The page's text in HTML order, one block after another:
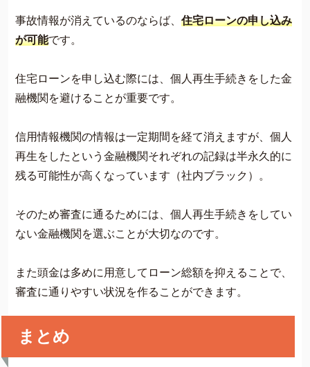
事故情報が消えているのならば、 住宅ローンの申し込み
が可能です。
住宅ローンを申し込む際には、個人再生手続きをした金
融機関を避けることが重要です。
信用情報機関の情報は一定期間を経て消えますが、個人
再生をしたという金融機関それぞれの記録は半永久的に
残る可能性が高くなっています（社内ブラック）。
そのため審査に通るためには、個人再生手続きをしてい
ない金融機関を選ぶことが大切なのです。
また頭金は多めに用意してローン総額を抑えることで、
審査に通りやすい状況を作ることができます。
まとめ